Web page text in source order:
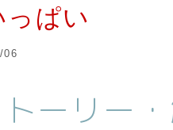
っぱい
06
ーリー・